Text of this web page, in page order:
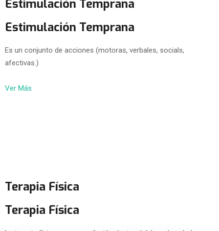
Estimulación Temprana
Estimulación Temprana
Es un conjunto de acciones (motoras, verbales, socials,
afectivas.)
Ver Más
Terapia Física
Terapia Física